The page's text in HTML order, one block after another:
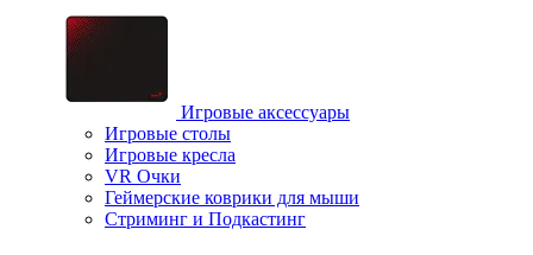
Игровые аксессуары
Игровые столы
Игровые кресла
VR Очки
Геймерские коврики для мыши
Стриминг и Подкастинг